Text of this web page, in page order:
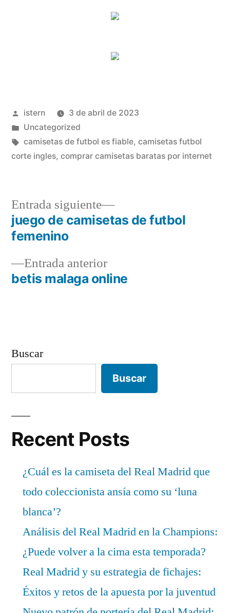
Publicado
por
istern
3 de abril de 2023
Publicado
en
Uncategorized
Etiquetas:
camisetas de futbol es fiable, camisetas futbol
corte ingles, comprar camisetas baratas por internet
Navegación
entradas
Entrada anteriorEntrada
anterior:
betis malaga online
Entrada siguiente
Entrada
siguiente:
juego de camisetas de futbol
femenino
Buscar
Buscar
Recent Posts
¿Cuál es la camiseta del Real Madrid que
todo coleccionista ansía como su ‘luna
blanca’?
Análisis del Real Madrid en la Champions:
¿Puede volver a la cima esta temporada?
Real Madrid y su estrategia de fichajes:
Éxitos y retos de la apuesta por la juventud